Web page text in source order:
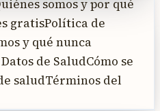
somos y por qué
gratisPolítica de
y qué nunca
de SaludCómo se
saludTérminos del